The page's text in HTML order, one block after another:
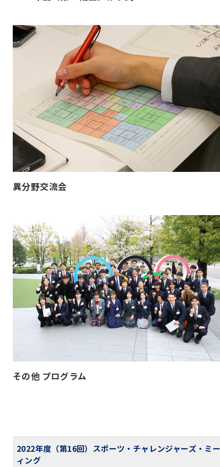
異分野交流会
その他 プログラム
2022年度（第16回）スポーツ・チャレンジャーズ・ミ
ィング